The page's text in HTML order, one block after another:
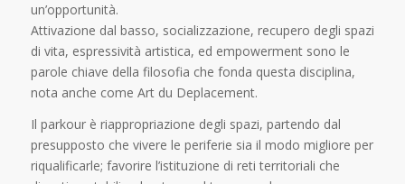
un’opportunità.
Attivazione dal basso, socializzazione, recupero degli spazi
di vita, espressività artistica, ed empowerment sono le
parole chiave della filosofia che fonda questa disciplina,
nota anche come Art du Deplacement.
Il parkour è riappropriazione degli spazi, partendo dal
presupposto che vivere le periferie sia il modo migliore per
riqualificarle; favorire l’istituzione di reti territoriali che